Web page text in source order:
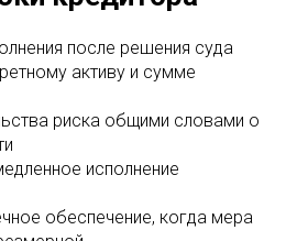
после решения суда
активу и сумме
риска общими словами о
исполнение
обеспечение, когда мера